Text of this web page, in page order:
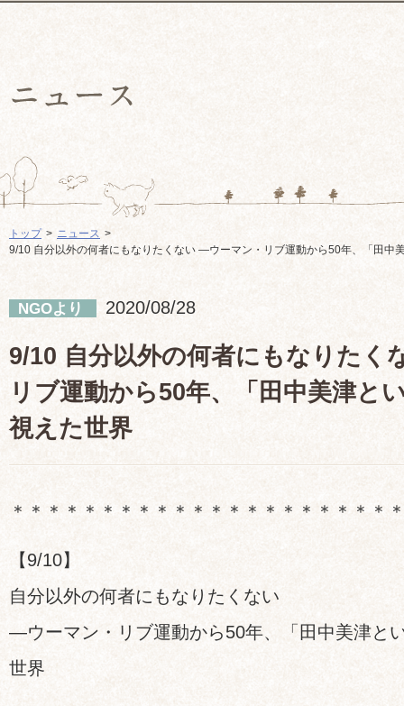
トップ
ニュース
9/10 自分以外の何者にもなりたくない ―ウーマン・リブ運動から50年、「田中
NGOより 2020/08/28
9/10 自分以外の何者にもなりた
リブ運動から50年、「田中美津と
視えた世界
＊＊＊＊＊＊＊＊＊＊＊＊＊＊＊＊＊＊＊＊＊
【9/10】
自分以外の何者にもなりたくない
―ウーマン・リブ運動から50年、「田中美津と
世界